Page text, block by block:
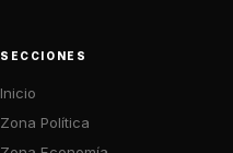
SECCIONES
Inicio
Zona Política